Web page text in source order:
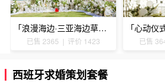
「浪漫海边·三亚海边草坪浪漫求婚」
已售 2365 | 评价 1423 已售
西班牙求婚策划套餐